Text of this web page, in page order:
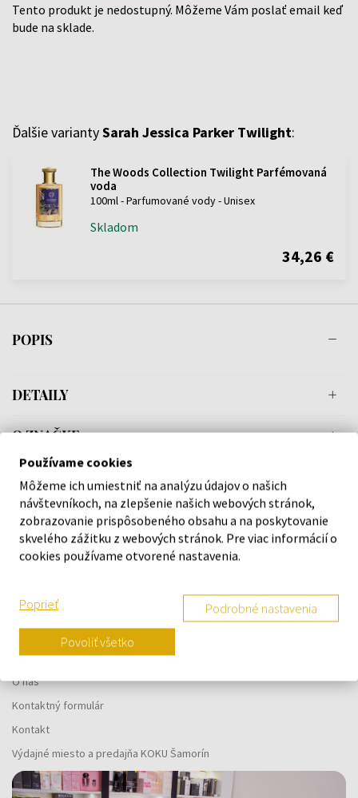
Tento produkt je nedostupný. Môžeme Vám poslať email keď
bude na sklade.
Ďalšie variantySarah Jessica Parker Twilight:
The Woods Collection Twilight Parfémovaná
voda
100ml - Parfumované vody - Unisex
Skladom
34,26 €
POPIS
DETAILY
O ZNAČKE
Náš výber na mieru presne pre
vás
O SPOLOČNOSTI
O nás
Kontaktný formulár
Kontakt
Výdajné miesto a predajňa KOKU Šamorín
Používame cookies
Môžeme ich umiestniť na analýzu údajov o našich
návštevníkoch, na zlepšenie našich webových stránok,
zobrazovanie prispôsobeného obsahu a na poskytovanie
skvelého zážitku z webových stránok. Pre viac informácií o
cookies používame otvorené nastavenia.
Poprieť Podrobné nastavenia
Povoliť všetko